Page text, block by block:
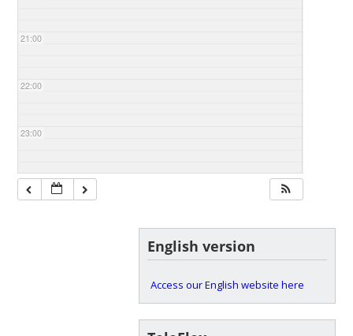
21:00
22:00
23:00
English version
Access our English website here